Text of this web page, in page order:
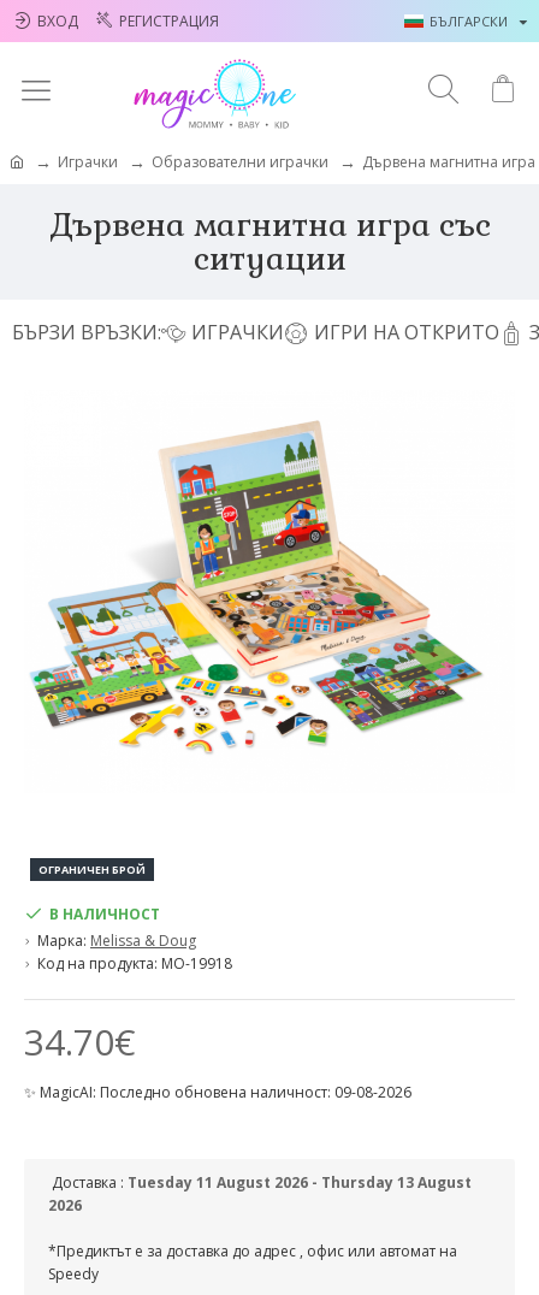
ВХОД РЕГИСТРАЦИЯ БЪЛГАРСКИ
Играчки Образователни играчки Дървена магнитна игра
Дървена магнитна игра със
ситуации
БЪРЗИ ВРЪЗКИ: ИГРАЧКИ ИГРИ НА ОТКРИТО
ОГРАНИЧЕН БРОЙ
34.70€
В НАЛИЧНОСТ
Марка: Melissa & Doug
Код на продукта: MO-19918
✨ MagicAI: Последно обновена наличност: 09-08-2026
Доставка : Tuesday 11 August 2026 - Thursday 13 August
2026
*Предиктът е за доставка до адрес , офис или автомат на
Speedy